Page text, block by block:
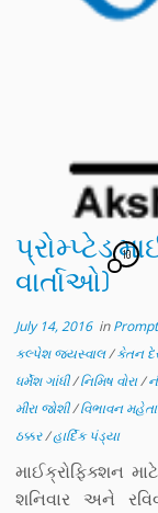
પ્રોમ્પ્ટેડ
વાર્તાઓ)
10
July 14, 2016in
કલ્પેશ જયસ્વાલ/કેતન
ધર્મેશ ગાંધી/નિમિષ વોરા/
મીરા જોશી/વિભાવન
ઠક્કર/હાર્દિક પંડ્યા
માઈક્રોફિક્શન
શનિવાર અને